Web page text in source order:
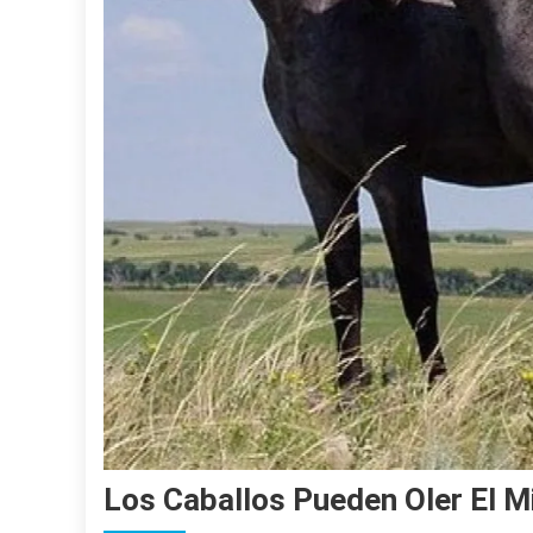
Los Caballos Pueden Oler El